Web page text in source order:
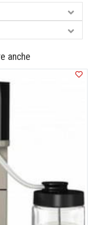
anche